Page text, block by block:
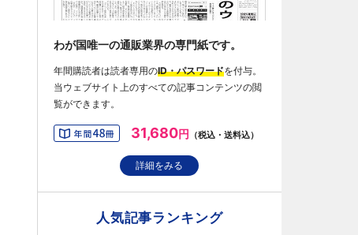
わが国唯一の通販業界の専門紙です。
年間購読者は読者専用のID・パスワードを付与。
当ウェブサイト上のすべての記事コンテンツの閲
覧ができます。
31,680円 （税込・送料込）
詳細をみる
人気記事ランキング